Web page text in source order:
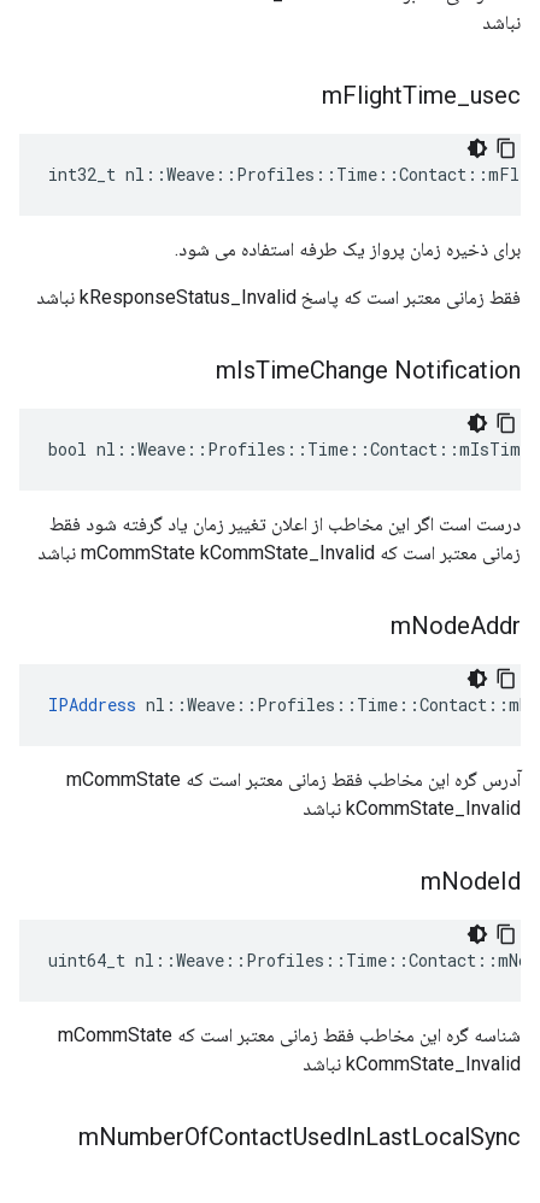
نباشد
mFlightTime usec
int32_t
برای ذخیره زمان پرواز یک طرفه استفاده می شود.
فقط زمانی معتبر است که پاسخ kResponseStatus_Invalid نباشد
mIsTimeChange Notification
bool
درست است اگر این مخاطب از اعلان تغییر زمان یاد گرفته شود فقط
زمانی معتبر است که mCommState kCommState_Invalid نباشد
mNodeAddr
IPAddress
آدرس گره این مخاطب فقط زمانی معتبر است که mCommState
kCommState_Invalid نباشد
mNodeId
uint64_t
شناسه گره این مخاطب فقط زمانی معتبر است که mCommState
kCommState_Invalid نباشد
mNumberOfContactUsedInLastLocalSync